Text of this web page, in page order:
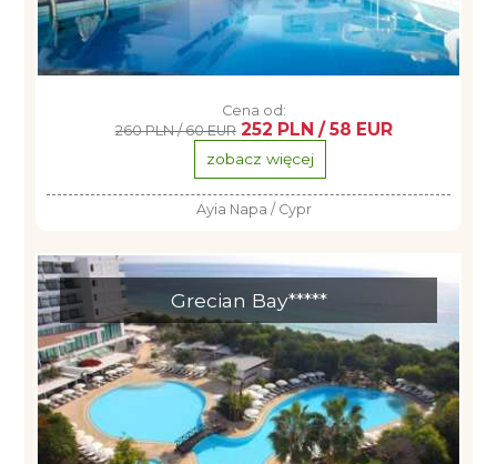
Cena od:
260 PLN / 60 EUR 252 PLN / 58 EUR
zobacz więcej
Ayia Napa / Cypr
Grecian Bay*****